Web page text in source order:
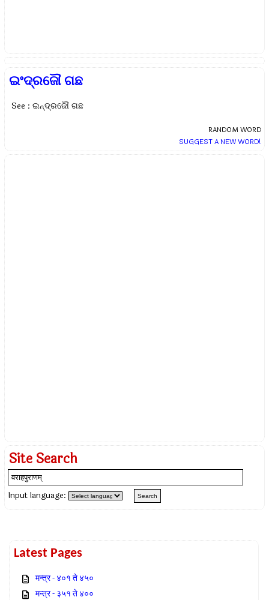
ଇଂଦ୍ରଜୌ ଗଛ
See : ଇନ୍ଦ୍ରଜୌ ଗଛ
RANDOM WORD
SUGGEST A NEW WORD!
Site Search
Input language:
Latest Pages
मन्त्र - ४०१ ते ४५०
मन्त्र - ३५१ ते ४००